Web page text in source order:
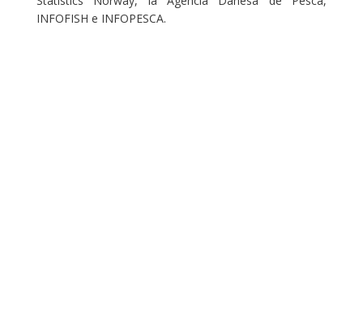
INFOFISH e INFOPESCA.